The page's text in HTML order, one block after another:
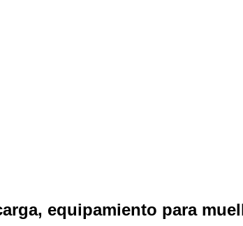
equipamiento para